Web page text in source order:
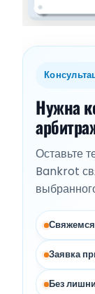
Нужна
Оставьте
Bankrot
Заявка
Без